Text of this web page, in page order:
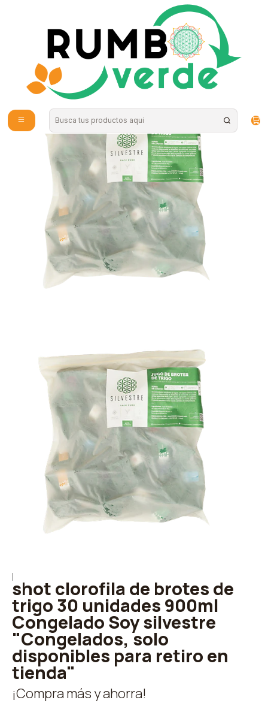
Envío gratis por compras sobre los 59.990 en la provincia de Santiago
Productos Congelados
shot clorofila de brotes de trigo 30 unidades 900ml Congelado Soy
silvestre "Congelados, solo disponibles para retiro en tienda"
shot clorofila de brotes de
trigo 30 unidades 900ml
Congelado Soy silvestre
"Congelados, solo
disponibles para retiro en
tienda"
¡Compra más y ahorra!